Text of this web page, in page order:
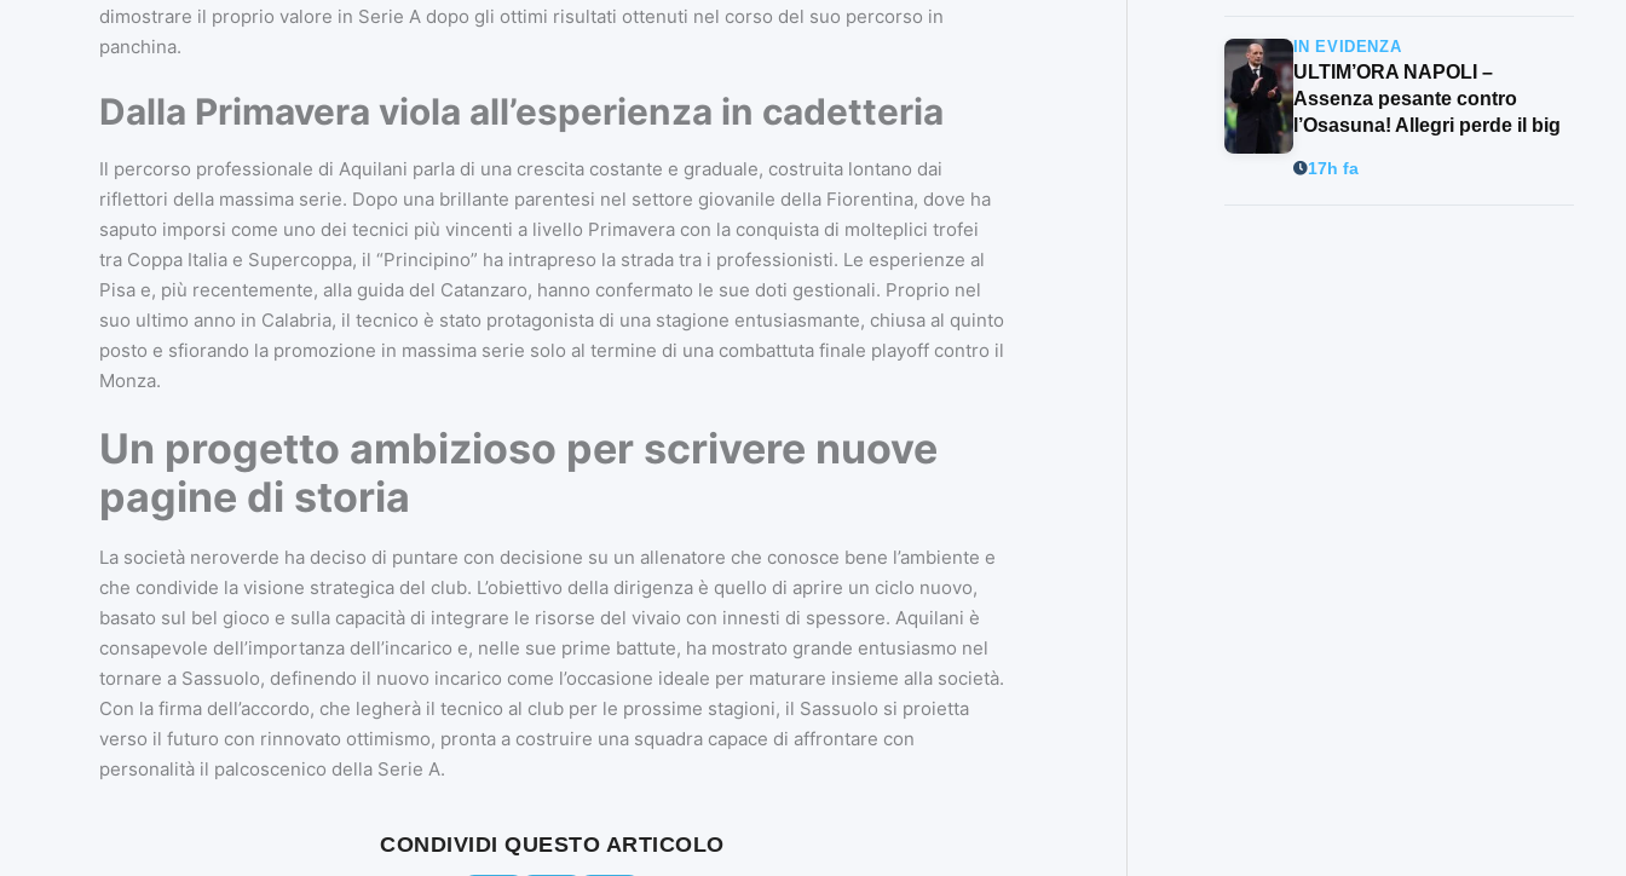
dimostrare il proprio valore in Serie A dopo gli ottimi risultati ottenuti nel corso del suo percorso in
panchina.
Dalla Primavera viola all’esperienza in cadetteria
Il percorso professionale di Aquilani parla di una crescita costante e graduale, costruita lontano dai
riflettori della massima serie. Dopo una brillante parentesi nel settore giovanile della Fiorentina, dove ha
saputo imporsi come uno dei tecnici più vincenti a livello Primavera con la conquista di molteplici trofei
tra Coppa Italia e Supercoppa, il “Principino” ha intrapreso la strada tra i professionisti. Le esperienze al
Pisa e, più recentemente, alla guida del Catanzaro, hanno confermato le sue doti gestionali. Proprio nel
suo ultimo anno in Calabria, il tecnico è stato protagonista di una stagione entusiasmante, chiusa al quinto
posto e sfiorando la promozione in massima serie solo al termine di una combattuta finale playoff contro il
Monza.
Un progetto ambizioso per scrivere nuove
pagine di storia
La società neroverde ha deciso di puntare con decisione su un allenatore che conosce bene l’ambiente e
che condivide la visione strategica del club. L’obiettivo della dirigenza è quello di aprire un ciclo nuovo,
basato sul bel gioco e sulla capacità di integrare le risorse del vivaio con innesti di spessore. Aquilani è
consapevole dell’importanza dell’incarico e, nelle sue prime battute, ha mostrato grande entusiasmo nel
tornare a Sassuolo, definendo il nuovo incarico come l’occasione ideale per maturare insieme alla società.
Con la firma dell’accordo, che legherà il tecnico al club per le prossime stagioni, il Sassuolo si proietta
verso il futuro con rinnovato ottimismo, pronta a costruire una squadra capace di affrontare con
personalità il palcoscenico della Serie A.
CONDIVIDI QUESTO ARTICOLO
IN EVIDENZA
ULTIM’ORA NAPOLI –
Assenza pesante contro
l’Osasuna! Allegri perde il big
17h fa